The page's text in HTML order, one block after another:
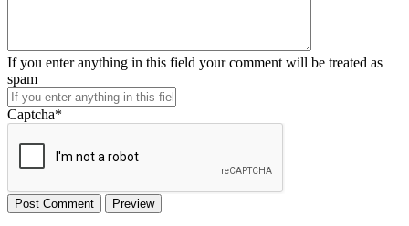
If you enter anything in this field your comment will be treated as
spam
Captcha*